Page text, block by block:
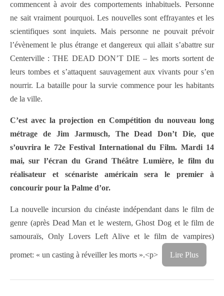
commencent à avoir des comportements inhabituels. Personne
ne sait vraiment pourquoi. Les nouvelles sont effrayantes et les
scientifiques sont inquiets. Mais personne ne pouvait prévoir
l’évènement le plus étrange et dangereux qui allait s’abattre sur
Centerville : THE DEAD DON’T DIE – les morts sortent de
leurs tombes et s’attaquent sauvagement aux vivants pour s’en
nourrir. La bataille pour la survie commence pour les habitants
de la ville.
C’est avec la projection en Compétition du nouveau long
métrage de Jim Jarmusch, The Dead Don’t Die, que
s’ouvrira le 72e Festival International du Film. Mardi 14
mai, sur l’écran du Grand Théâtre Lumière, le film du
réalisateur et scénariste américain sera le premier à
concourir pour la Palme d’or.
La nouvelle incursion du cinéaste indépendant dans le film de
genre (après Dead Man et le western, Ghost Dog et le film de
samouraïs, Only Lovers Left Alive et le film de vampires)
promet: « un casting à réveiller les morts ».<p> Lire Plus